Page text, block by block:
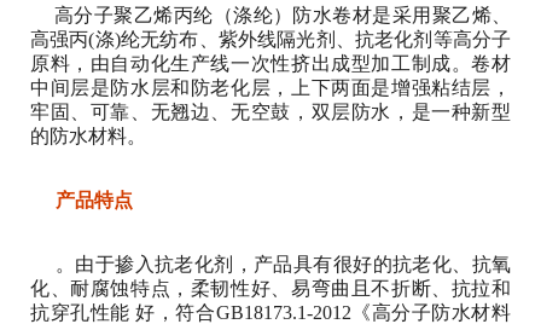
高分子聚乙烯丙纶（涤纶）防水卷材是采用聚乙烯、
高强丙(涤)纶无纺布、紫外线隔光剂、抗老化剂等高分子
原料，由自动化生产线一次性挤出成型加工制成。卷材
中间层是防水层和防老化层，上下两面是增强粘结层，
牢固、可靠、无翘边、无空鼓，双层防水，是一种新型
的防水材料。
产品特点
。由于掺入抗老化剂，产品具有很好的抗老化、抗氧
化、耐腐蚀特点，柔韧性好、易弯曲且不折断、抗拉和
抗穿孔性能 好，符合GB18173.1-2012《高分子防水材料